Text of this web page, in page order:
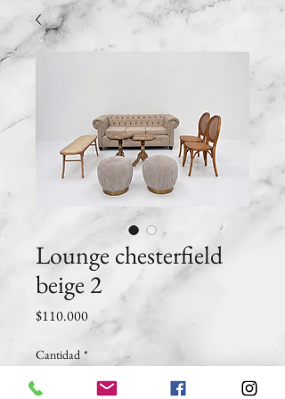
Lounge chesterfield
beige 2
$110.000Precio
Cantidad *